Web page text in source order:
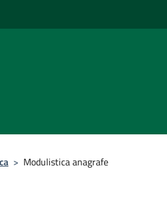
> Modulistica anagrafe